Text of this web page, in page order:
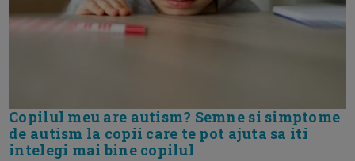
Copilul meu are autism? Semne si simptome
de autism la copii care te pot ajuta sa iti
intelegi mai bine copilul